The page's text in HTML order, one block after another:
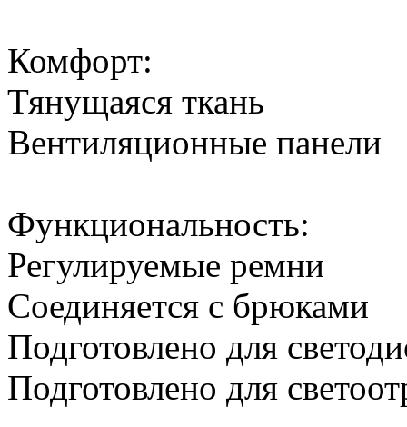
Комфорт:
Тянущаяся ткань
Вентиляционные панели
Функциональность:
Регулируемые ремни
Соединяется с брюками
Подготовлено для
Подготовлено для